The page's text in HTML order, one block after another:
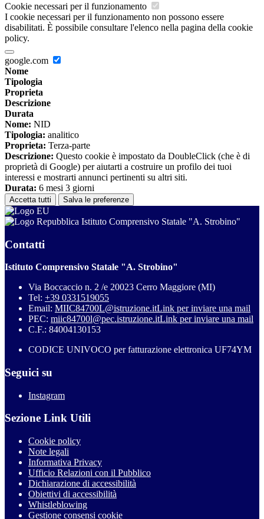
Cookie necessari per il funzionamento
I cookie necessari per il funzionamento non possono essere
disabilitati. È possibile consultare l'elenco nella pagina della cookie
policy.
google.com
Nome
Tipologia
Proprieta
Descrizione
Durata
Nome: NID
Tipologia: analitico
Proprieta: Terza-parte
Descrizione: Questo cookie è impostato da DoubleClick (che è di
proprietà di Google) per aiutarti a costruire un profilo dei tuoi
interessi e mostrarti annunci pertinenti su altri siti.
Durata: 6 mesi 3 giorni
Accetta tutti Salva le preferenze
Istituto Comprensivo Statale "A. Strobino"
Contatti
Istituto Comprensivo Statale "A. Strobino"
Via Boccaccio n. 2 /e 20023 Cerro Maggiore (MI)
Tel: +39 0331519055
Email: MIIC84700L@istruzione.itLink per inviare una mail
PEC: miic84700l@pec.istruzione.itLink per inviare una mail
C.F.: 84004130153
CODICE UNIVOCO per fatturazione elettronica UF74YM
Seguici su
Instagram
Sezione Link Utili
Cookie policy
Note legali
Informativa Privacy
Ufficio Relazioni con il Pubblico
Dichiarazione di accessibilità
Obiettivi di accessibilità
Whistleblowing
Gestione consensi cookie